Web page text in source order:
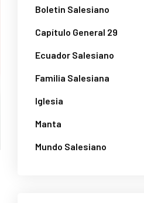
Boletin Salesiano
Capítulo General 29
Ecuador Salesiano
Familia Salesiana
Iglesia
Manta
Mundo Salesiano